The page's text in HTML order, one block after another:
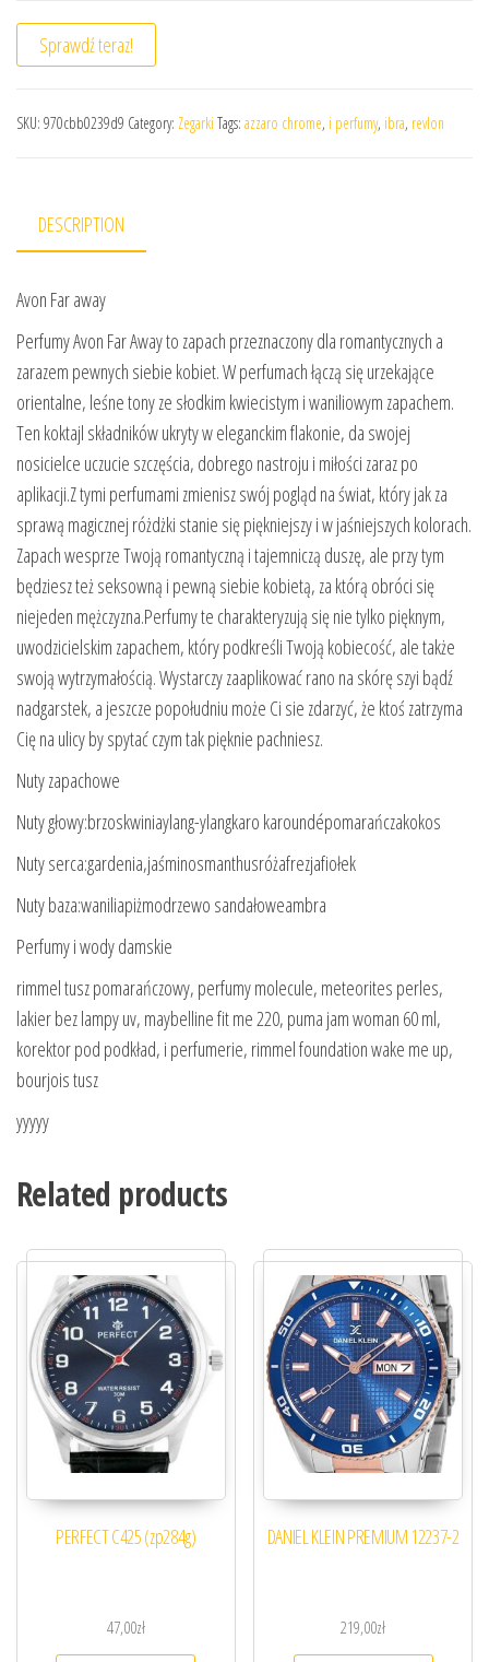
Sprawdź teraz!
SKU: 970cbb0239d9 Category: Zegarki Tags: azzaro chrome, i perfumy, ibra, revlon
DESCRIPTION
Avon Far away
Perfumy Avon Far Away to zapach przeznaczony dla romantycznych a
zarazem pewnych siebie kobiet. W perfumach łączą się urzekające
orientalne, leśne tony ze słodkim kwiecistym i waniliowym zapachem.
Ten koktajl składników ukryty w eleganckim flakonie, da swojej
nosicielce uczucie szczęścia, dobrego nastroju i miłości zaraz po
aplikacji.Z tymi perfumami zmienisz swój pogląd na świat, który jak za
sprawą magicznej różdżki stanie się piękniejszy i w jaśniejszych kolorach.
Zapach wesprze Twoją romantyczną i tajemniczą duszę, ale przy tym
będziesz też seksowną i pewną siebie kobietą, za którą obróci się
niejeden mężczyzna.Perfumy te charakteryzują się nie tylko pięknym,
uwodzicielskim zapachem, który podkreśli Twoją kobiecość, ale także
swoją wytrzymałością. Wystarczy zaaplikować rano na skórę szyi bądź
nadgarstek, a jeszcze popołudniu może Ci sie zdarzyć, że ktoś zatrzyma
Cię na ulicy by spytać czym tak pięknie pachniesz.
Nuty zapachowe
Nuty głowy:brzoskwiniaylang-ylangkaro karoundépomarańczakokos
Nuty serca:gardenia,jaśminosmanthusróżafrezjafiołek
Nuty baza:waniliapiżmodrzewo sandałoweambra
Perfumy i wody damskie
rimmel tusz pomarańczowy, perfumy molecule, meteorites perles,
lakier bez lampy uv, maybelline fit me 220, puma jam woman 60 ml,
korektor pod podkład, i perfumerie, rimmel foundation wake me up,
bourjois tusz
yyyyy
Related products
PERFECT C425 (zp284g)
47,00zł
DANIEL KLEIN PREMIUM 12237-2
219,00zł